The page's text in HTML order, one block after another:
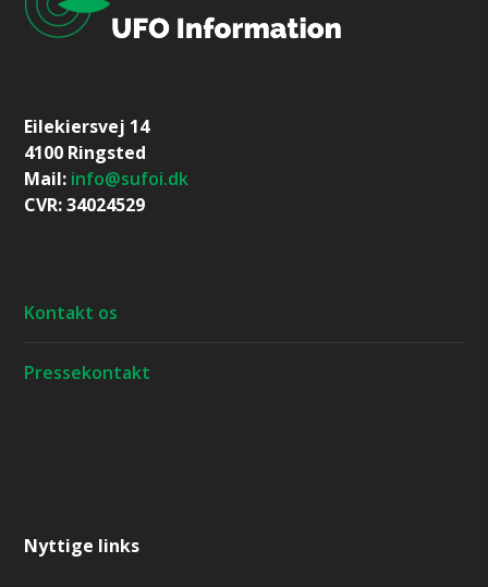
Eilekiersvej 14
4100 Ringsted
Mail: info@sufoi.dk
CVR: 34024529
Kontakt os
Pressekontakt
Nyttige links